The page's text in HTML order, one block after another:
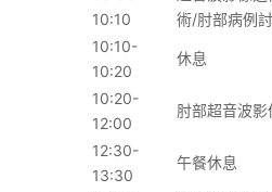
10:10
術/肘部病例
10:10-
10:20
休息
10:20-
12:00
肘部超音波影
12:30-
13:30
午餐休息